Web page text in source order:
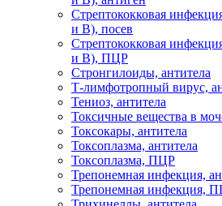
Стрептококковая
и B), посев
Стрептококковая
и B), ПЦР
Стронгилоиды, антитела
Т-лимфотропный вирус,
Тениоз, антитела
Токсичные вещества в
Токсокары, антитела
Токсоплазма, антитела
Токсоплазма, ПЦР
Трепонемная инфекция,
Трепонемная инфекция,